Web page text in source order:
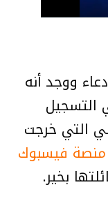
ووجد أنه
التسجيل
التي خرجت
منصة فيسبوك